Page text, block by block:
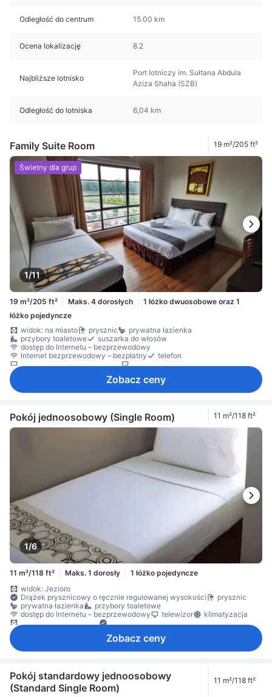
Odległość do centrum 15.00 km
Ocena lokalizację 8.2
Najbliższe lotnisko
Port lotniczy im. Sułtana Abdula
Aziza Shaha (SZB)
Odległość do lotniska 6,04 km
Family Suite Room 19 m²/205 ft²
1/11
Świetny dla grup
19 m²/205 ft² Maks. 4 dorosłych
1 łóżko dwuosobowe oraz 1
łóżko pojedyncze
widok: na miasto
prysznic
prywatna łazienka
przybory toaletowe
suszarka do włosów
dostęp do Internetu – bezprzewodowy
Internet bezprzewodowy – bezpłatny
telefon
Zobacz ceny
Pokój jednoosobowy (Single Room) 11 m²/118 ft²
1/6
11 m²/118 ft² Maks. 1 dorosły
1 łóżko pojedyncze
widok: Jezioro
Drążek prysznicowy o ręcznie regulowanej wysokości
prysznic
prywatna łazienka
przybory toaletowe
dostęp do Internetu – bezprzewodowy
telewizor
klimatyzacja
Zobacz ceny
Pokój standardowy jednoosobowy
(Standard Single Room)
11 m²/118 ft²